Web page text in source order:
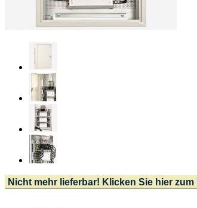
Nicht mehr lieferbar! Klicken Sie hier